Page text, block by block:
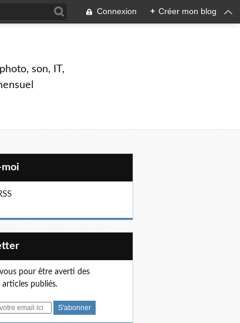
Connexion + Créer mon blog
son, IT,
moi
pour être averti des
articles publiés.